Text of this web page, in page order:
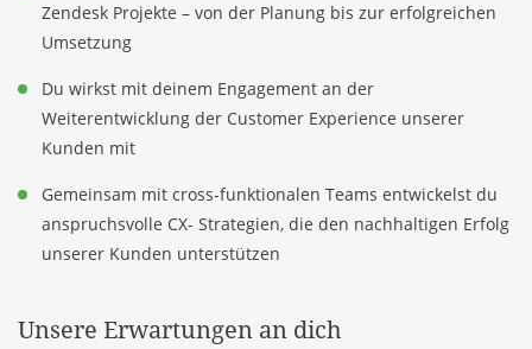
Zendesk Projekte – von der Planung bis zur erfolgreichen
Umsetzung
Du wirkst mit deinem Engagement an der
Weiterentwicklung der Customer Experience unserer
Kunden mit
Gemeinsam mit cross-funktionalen Teams entwickelst du
anspruchsvolle CX- Strategien, die den nachhaltigen Erfolg
unserer Kunden unterstützen
Unsere Erwartungen an dich